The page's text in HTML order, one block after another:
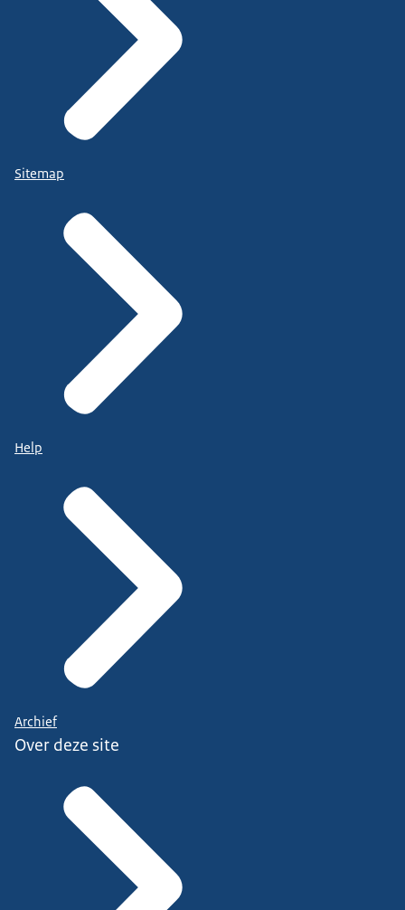
Sitemap
Help
Archief
Over deze site